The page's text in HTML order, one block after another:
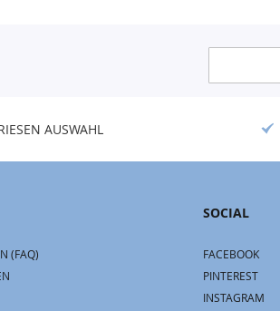
Newsletter:
AUSWAHL
(FAQ)
SOCIAL
FACEBOOK
PINTEREST
INSTAGRAM